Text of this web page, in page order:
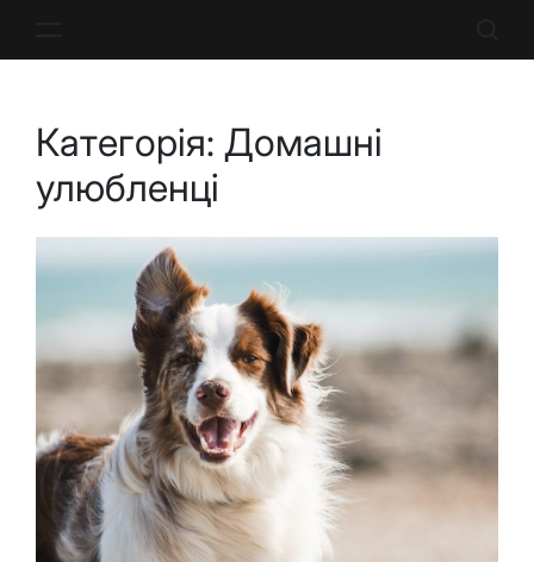
Категорія: Домашні
улюбленці